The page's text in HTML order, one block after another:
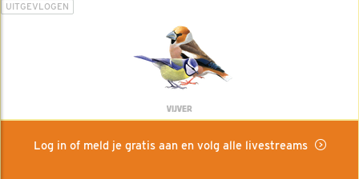
UITGEVLOGEN
VIJVER
Log in of meld je gratis aan en volg alle livestreams